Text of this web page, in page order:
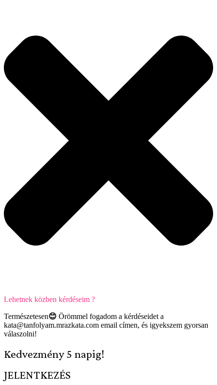
Lehetnek közben kérdéseim ?
Természetesen😊 Örömmel fogadom a kérdéseidet a
kata@tanfolyam.mrazkata.com email címen, és igyekszem gyorsan
válaszolni!
Kedvezmény 5 napig!
JELENTKEZÉS